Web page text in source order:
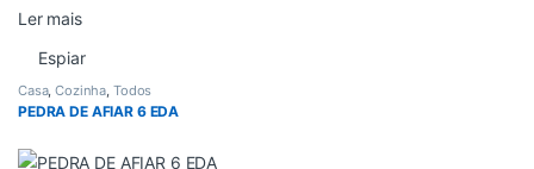
Ler mais
Espiar
Casa,Cozinha Todos
PEDRA DE AFIAR 6 EDA